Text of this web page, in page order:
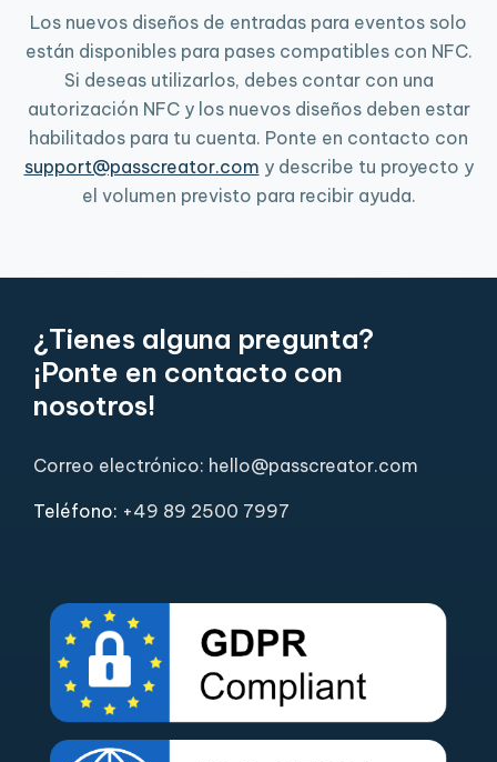
Los nuevos diseños de entradas para eventos solo
están disponibles para pases compatibles con NFC.
Si deseas utilizarlos, debes contar con una
autorización NFC y los nuevos diseños deben estar
habilitados para tu cuenta. Ponte en contacto con
support@passcreator.com y describe tu proyecto y
el volumen previsto para recibir ayuda.
¿Tienes alguna pregunta?
¡Ponte en contacto con
nosotros!
Correo electrónico: hello@passcreator.com
Teléfono: +49 89 2500 7997